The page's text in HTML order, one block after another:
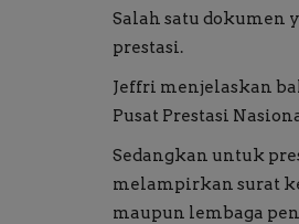
Salah satu dokumen
prestasi.
Jeffri menjelaskan
Pusat Prestasi
Sedangkan untuk
melampirkan surat
maupun lembaga